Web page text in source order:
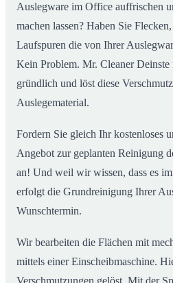
Auslegware im Office auffrischen
machen lassen? Haben Sie
Laufspuren die von Ihrer
Kein Problem. Mr. Cleaner
gründlich und löst diese
Auslegematerial.
Fordern Sie gleich Ihr kostenloses
Angebot zur geplanten Reinigung
an! Und weil wir wissen, dass es
erfolgt die Grundreinigung Ihrer
Wunschtermin.
Wir bearbeiten die Flächen mit
mittels einer Einscheibmaschine.
Verschmutzungen gelöst. Mit der